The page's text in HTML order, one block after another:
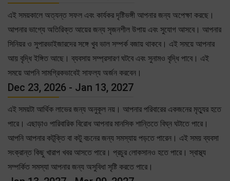
এই সময়কালে অত্যন্ত সফল এবং কার্যকর দৃষ্টিভঙ্গী আপনার জন্য অপেক্ষা করছে।
আপনার ভাগ্যে অতিরিক্ত আয়ের জন্য সৃজনশীল উপায় এবং সুযোগ আসবে। আপনার
সিনিয়র ও সুপারভাইজারদের সঙ্গে খুব ভাল সম্পর্ক বজায় থাকবে। এই সময়ে আপনার
আয় বৃদ্ধি ইঙ্গিত আছে। ব্যবসায় সম্প্রসারণ ঘটবে এবং সুনামও বৃদ্ধি পাবে। এই
সময়ে আপনি সামগ্রিকভাবেই সাফল্য অর্জন করবেন।
Dec 23, 2026 - Jan 13, 2027
এই সময়টা আর্থিক লাভের জন্য অনুকূল নয়। আপনার পরিবারের একজনের মৃত্যুর হতে
পারে। এছাড়াও পারিবারিক বিরোধ আপনার মানসিক শান্তিতে বিঘ্ন ঘটাতে পারে।
আপনি আপনার কটূক্তি বা কটু বচনের জন্য সমস্যায় পড়তে পারেন। এই সময় ব্যবসা
সংক্রান্ত কিছু খারাপ খবর আসতে পারে। প্রচুর লোকসানও হতে পারে। স্বাস্থ্য
সম্পর্কিত সমস্যা আপনার জন্য অসুবিধা সৃষ্টি করতে পারে।